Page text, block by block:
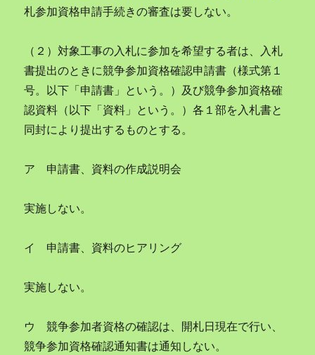
札参加資格申請手続きの審査は要しない。
（２）対象工事の入札に参加を希望する者は、入札
書提出のときに競争参加資格確認申請書（様式第１
号。以下「申請書」という。）及び競争参加資格確
認資料（以下「資料」という。）各１部を入札書と
同封により提出するものとする。
ア 申請書、資料の作成説明会
実施しない。
イ 申請書、資料のヒアリング
実施しない。
ウ 競争参加者資格の確認は、開札日現在で行い、
競争参加資格確認通知書は通知しない。